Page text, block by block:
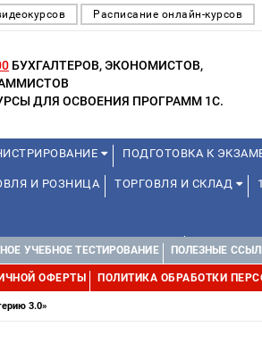
Расписание онлайн-курсов
БУХГАЛТЕРОВ, ЭКОНОМИСТОВ,
ДЛЯ ОСВОЕНИЯ ПРОГРАММ 1С.
ПОДГОТОВКА К
И РОЗНИЦА ТОРГОВЛЯ И СКЛАД
ХОЛДИНГОМ
УЧЕБНОЕ ТЕСТИРОВАНИЕ ПОЛЕЗНЫЕ
ОФЕРТЫ ПОЛИТИКА ОБРАБОТКИ
3.0»